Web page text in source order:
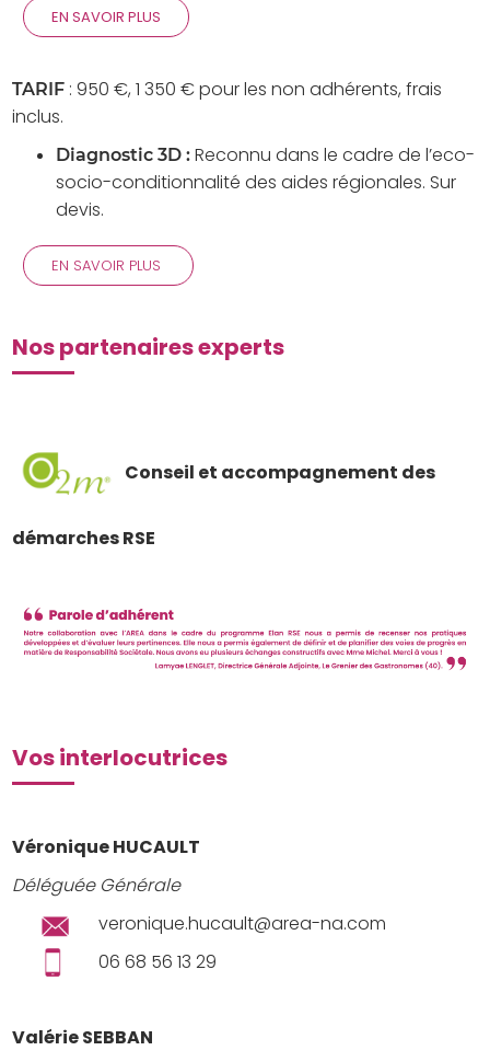
EN SAVOIR PLUS
TARIF :950 €, 1 350 € pour les non adhérents, frais
inclus.
Diagnostic 3D : Reconnu dans le cadre de l’eco-
socio-conditionnalité des aides régionales. Sur
devis.
EN SAVOIR PLUS
Nos partenaires experts
Conseil et accompagnement des
démarches RSE
Vos interlocutrices
Véronique HUCAULT
Déléguée Générale
veronique.hucault@area-na.com
06 68 56 13 29
Valérie SEBBAN